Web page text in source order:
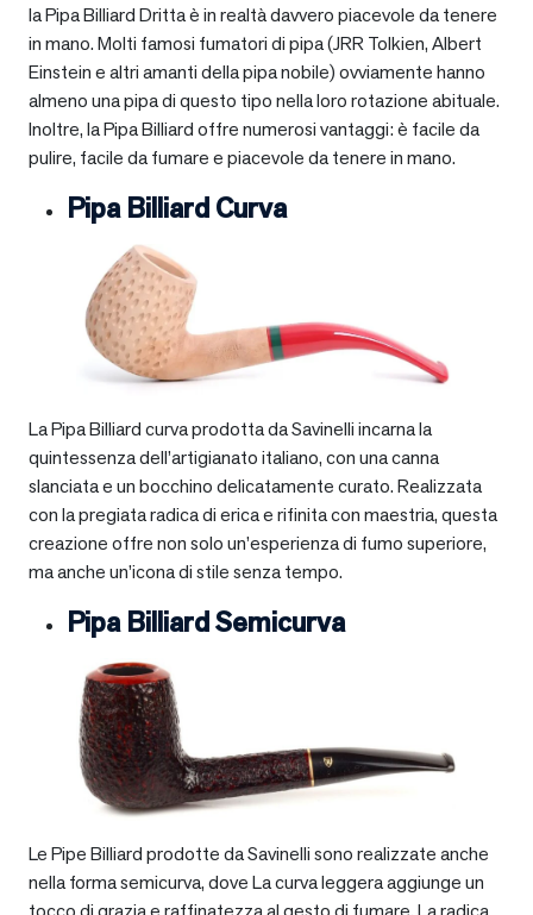
la Pipa Billiard Dritta è in realtà davvero piacevole da tenere
in mano. Molti famosi fumatori di pipa (JRR Tolkien, Albert
Einstein e altri amanti della pipa nobile) ovviamente hanno
almeno una pipa di questo tipo nella loro rotazione abituale.
Inoltre, la Pipa Billiard offre numerosi vantaggi: è facile da
pulire, facile da fumare e piacevole da tenere in mano.
Pipa Billiard Curva
La Pipa Billiard curva prodotta da Savinelli incarna la
quintessenza dell’artigianato italiano, con una canna
slanciata e un bocchino delicatamente curato. Realizzata
con la pregiata radica di erica e rifinita con maestria, questa
creazione offre non solo un’esperienza di fumo superiore,
ma anche un’icona di stile senza tempo.
Pipa Billiard Semicurva
Le Pipe Billiard prodotte da Savinelli sono realizzate anche
nella forma semicurva, dove La curva leggera aggiunge un